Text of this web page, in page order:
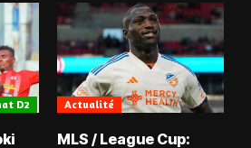
D2 Actualité
MLS / League Cup: